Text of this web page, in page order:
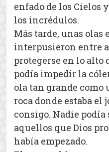
enfado de los Cielos
los incrédulos.
Más tarde, unas olas
interpusieron entre
protegerse en lo alto
podía impedir la
ola tan grande como
roca donde estaba el
consigo. Nadie
aquellos que Dios
había empezado.